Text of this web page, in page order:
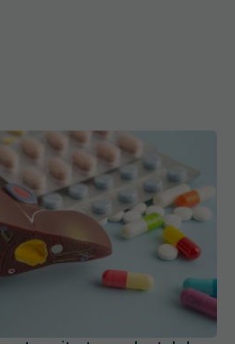
evita transplantul de